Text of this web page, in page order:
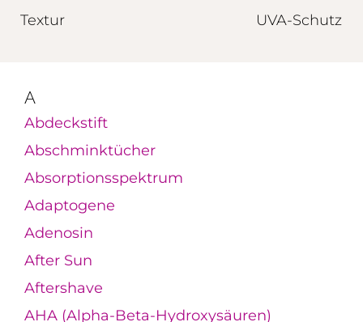
Textur UVA-Schutz
A
Abdeckstift
Abschminktücher
Absorptionsspektrum
Adaptogene
Adenosin
After Sun
Aftershave
AHA (Alpha-Beta-Hydroxysäuren)